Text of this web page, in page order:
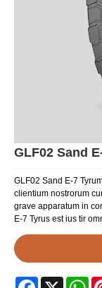
GLF02 Sand
GLF02 Sand E-7
clientium nostrorum
grave apparatum in
E-7 Tyrus est ius tir
Facebook
X